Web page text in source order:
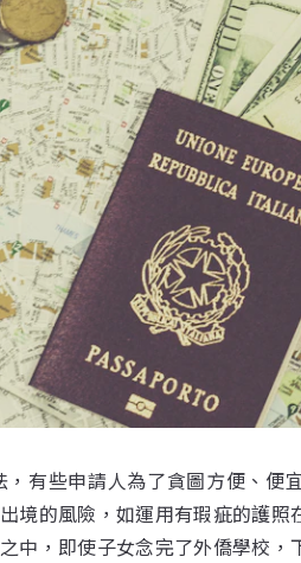
有些申請人為了貪圖方便、便
境的風險，如運用有瑕疵的護
中，即使子女念完了外僑學校